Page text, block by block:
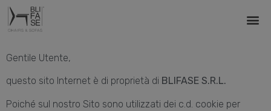
Gentile Utente,
questo sito Internet è di proprietà di BLIFASE S.R.L.
Poiché sul nostro Sito sono utilizzati dei c.d. cookie per